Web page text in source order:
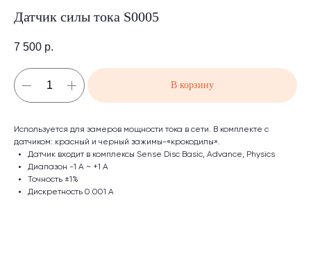
Датчик силы тока S0005
7 500 р.
В корзину
Используется для замеров мощности тока в сети. В комплекте с
датчиком: красный и черный зажимы-«крокодилы».
Датчик входит в комплексы Sense Disc Basic, Advance, Physics
Диапазон -1 А ~ +1 А
Точность ±1%
Дискретность 0.001 А